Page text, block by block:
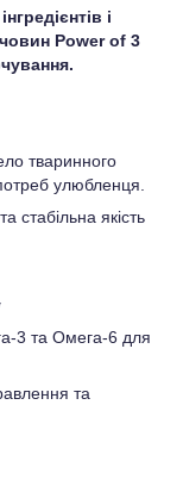
і
Power of 3
тваринного
улюбленця.
стабільна якість
3 та Омега-6 для
та